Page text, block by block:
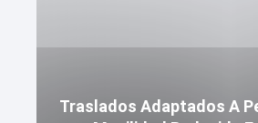
Traslados Adaptados A